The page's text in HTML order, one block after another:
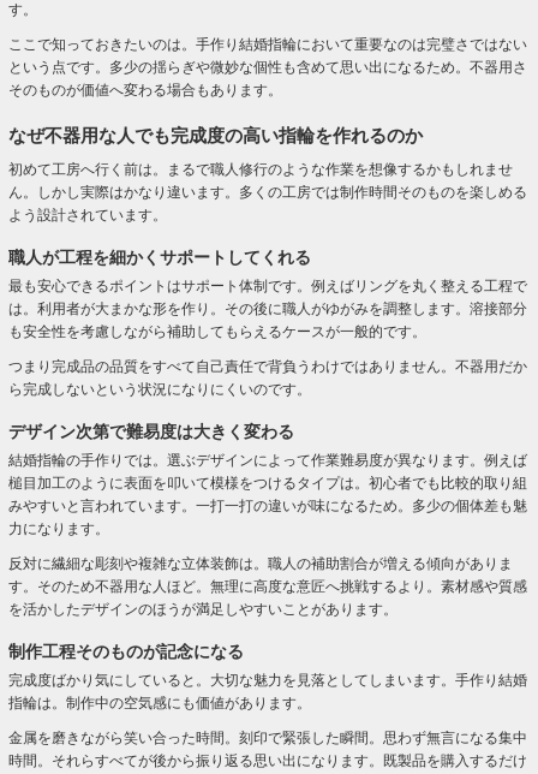
す。
ここで知っておきたいのは。手作り結婚指輪において重要なのは完璧さではない
という点です。多少の揺らぎや微妙な個性も含めて思い出になるため。不器用さ
そのものが価値へ変わる場合もあります。
なぜ不器用な人でも完成度の高い指輪を作れるのか
初めて工房へ行く前は。まるで職人修行のような作業を想像するかもしれませ
ん。しかし実際はかなり違います。多くの工房では制作時間そのものを楽しめる
よう設計されています。
職人が工程を細かくサポートしてくれる
最も安心できるポイントはサポート体制です。例えばリングを丸く整える工程で
は。利用者が大まかな形を作り。その後に職人がゆがみを調整します。溶接部分
も安全性を考慮しながら補助してもらえるケースが一般的です。
つまり完成品の品質をすべて自己責任で背負うわけではありません。不器用だか
ら完成しないという状況になりにくいのです。
デザイン次第で難易度は大きく変わる
結婚指輪の手作りでは。選ぶデザインによって作業難易度が異なります。例えば
槌目加工のように表面を叩いて模様をつけるタイプは。初心者でも比較的取り組
みやすいと言われています。一打一打の違いが味になるため。多少の個体差も魅
力になります。
反対に繊細な彫刻や複雑な立体装飾は。職人の補助割合が増える傾向がありま
す。そのため不器用な人ほど。無理に高度な意匠へ挑戦するより。素材感や質感
を活かしたデザインのほうが満足しやすいことがあります。
制作工程そのものが記念になる
完成度ばかり気にしていると。大切な魅力を見落としてしまいます。手作り結婚
指輪は。制作中の空気感にも価値があります。
金属を磨きながら笑い合った時間。刻印で緊張した瞬間。思わず無言になる集中
時間。それらすべてが後から振り返る思い出になります。既製品を購入するだけ